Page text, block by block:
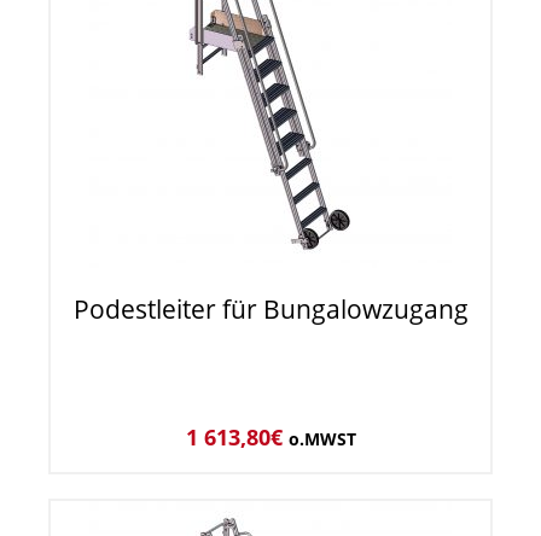
Podestleiter für Bungalowzugang
1 613,80€ o.MWST